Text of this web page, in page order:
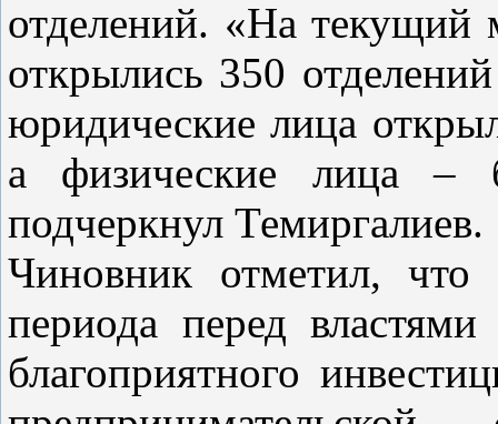
отделений. «На текущий
открылись 350
юридические лица
а физические лица –
подчеркнул Темиргалиев.
Чиновник отметил, что
периода перед
благоприятного